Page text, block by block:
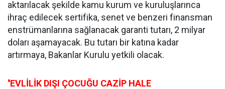
aktarılacak şekilde kamu kurum ve kuruluşlarınca
ihraç edilecek sertifika, senet ve benzeri finansman
enstrümanlarına sağlanacak garanti tutarı, 2 milyar
doları aşamayacak. Bu tutarı bir katına kadar
artırmaya, Bakanlar Kurulu yetkili olacak.
''EVLİLİK DIŞI ÇOCUĞU CAZİP HALE